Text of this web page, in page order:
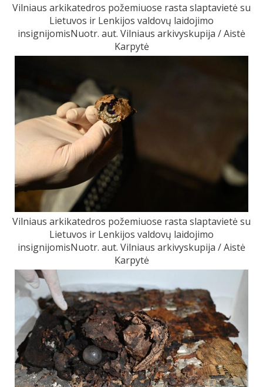
Vilniaus arkikatedros požemiuose rasta slaptavietė su
Lietuvos ir Lenkijos valdovų laidojimo
insignijomisNuotr. aut. Vilniaus arkivyskupija / Aistė
Karpytė
Vilniaus arkikatedros požemiuose rasta slaptavietė su
Lietuvos ir Lenkijos valdovų laidojimo
insignijomisNuotr. aut. Vilniaus arkivyskupija / Aistė
Karpytė